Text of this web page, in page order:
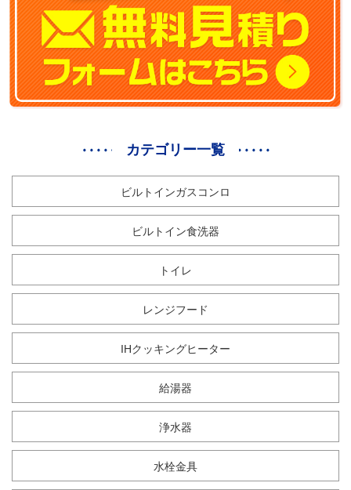
カテゴリー一覧
ビルトインガスコンロ
ビルトイン食洗器
トイレ
レンジフード
IHクッキングヒーター
給湯器
浄水器
水栓金具